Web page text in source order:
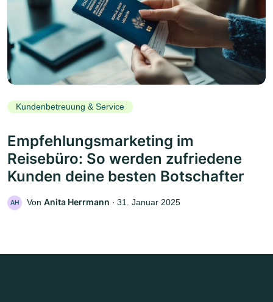
Kundenbetreuung & Service
Empfehlungsmarketing im
Reisebüro: So werden zufriedene
Kunden deine besten Botschafter
AH Von Anita Herrmann ‧ 31. Januar 2025